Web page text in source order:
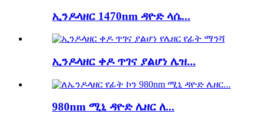
ኢንዶላዘር 1470nm ዳዮድ ላሴ...
ኢንዶላዘር ቀዶ ጥገና ያልሆነ ሌዝ...
980nm ሚኒ ዳዮድ ሌዘር ለ...